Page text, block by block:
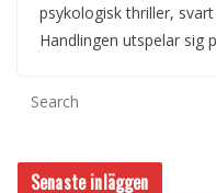
psykologisk thriller,
Handlingen utspelar sig
Senaste inläggen